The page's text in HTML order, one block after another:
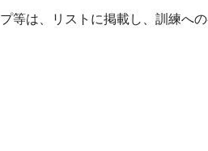
等は、リストに掲載し、訓練へ